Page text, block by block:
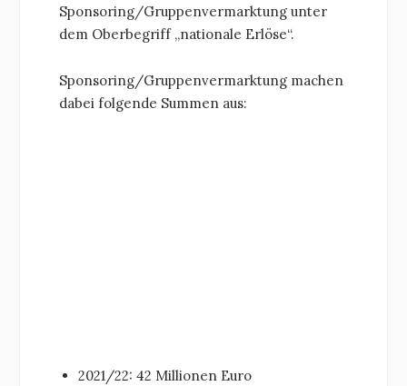
Sponsoring/Gruppenvermarktung unter
dem Oberbegriff „nationale Erlöse“.
Sponsoring/Gruppenvermarktung machen
dabei folgende Summen aus:
2021/22: 42 Millionen Euro